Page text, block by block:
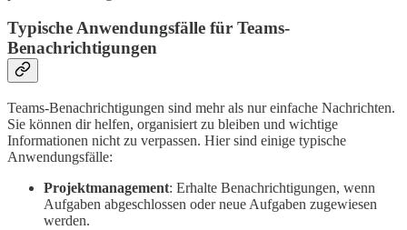
Typische Anwendungsfälle für Teams-
Benachrichtigungen
Teams-Benachrichtigungen sind mehr als nur einfache Nachrichten.
Sie können dir helfen, organisiert zu bleiben und wichtige
Informationen nicht zu verpassen. Hier sind einige typische
Anwendungsfälle:
Projektmanagement: Erhalte Benachrichtigungen, wenn
Aufgaben abgeschlossen oder neue Aufgaben zugewiesen
werden.